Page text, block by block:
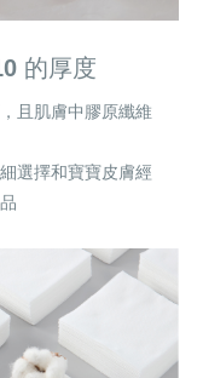
的厚度
且肌膚中膠原纖維
選擇和寶寶皮膚經